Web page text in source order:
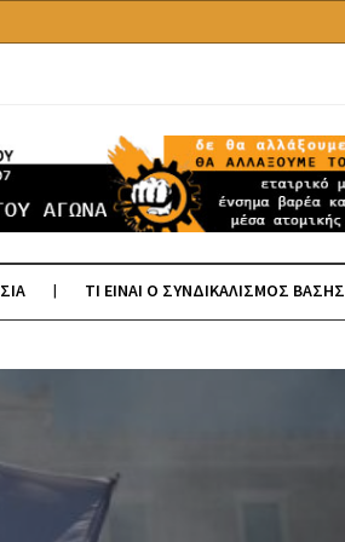
ΤΙ ΕΙΝΑΙ Ο ΣΥΝΔΙΚΑΛΙΣΜΟΣ ΒΑΣΗΣ